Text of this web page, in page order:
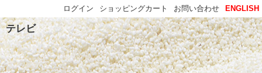
テレビ
ENGLISH
お問い合わせ
ショッピングカート
ログイン